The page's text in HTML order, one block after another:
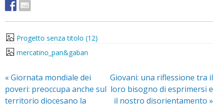
Progetto senza titolo (12)
mercatino_pan&gaban
«Giornata mondiale dei
poveri: preoccupa anche sul
territorio diocesano la
Giovani: una riflessione tra il
loro bisogno di esprimersi e
il nostro disorientamento »